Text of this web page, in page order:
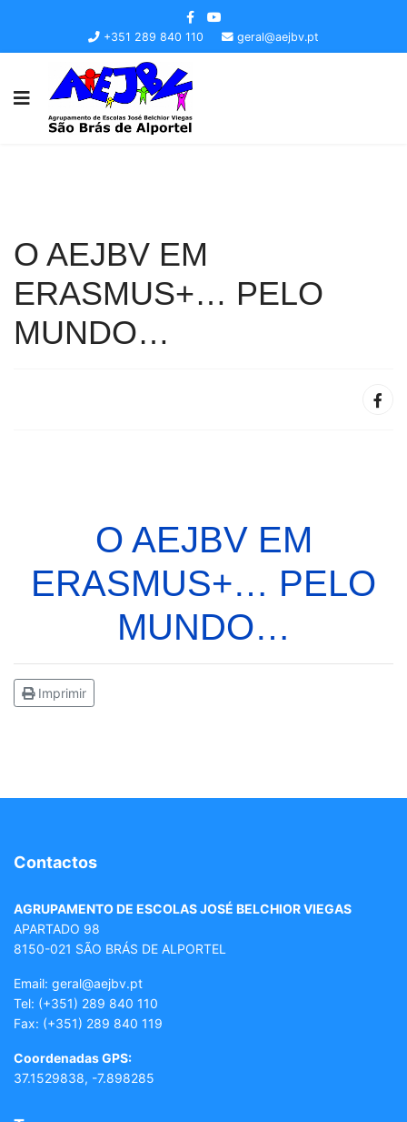
+351 289 840 110 geral@aejbv.pt
O AEJBV EM
ERASMUS+… PELO
MUNDO…
O AEJBV EM
ERASMUS+… PELO
MUNDO…
Imprimir
Contactos
AGRUPAMENTO DE ESCOLAS JOSÉ BELCHIOR VIEGAS
APARTADO 98
8150-021 SÃO BRÁS DE ALPORTEL
Email: geral@aejbv.pt
Tel: (+351) 289 840 110
Fax: (+351) 289 840 119
Coordenadas GPS:
37.1529838, -7.898285